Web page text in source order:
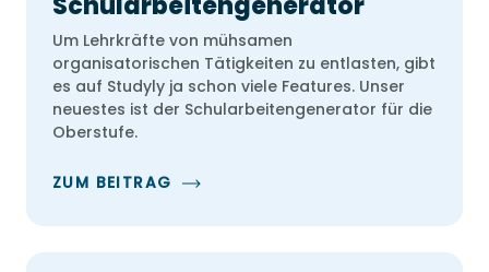
Um Lehrkräfte von mühsamen
organisatorischen Tätigkeiten zu entlasten, gibt
es auf Studyly ja schon viele Features. Unser
neuestes ist der Schularbeitengenerator für die
Oberstufe.
ZUM BEITRAG